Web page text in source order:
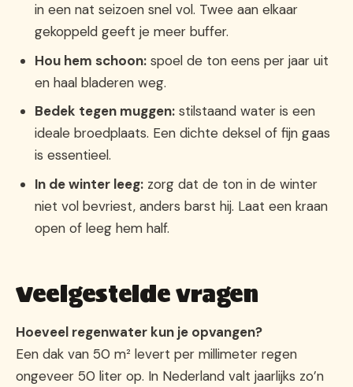
in een nat seizoen snel vol. Twee aan elkaar
gekoppeld geeft je meer buffer.
Hou hem schoon:spoel de ton eens per jaar uit
en haal bladeren weg.
Bedek tegen muggen:stilstaand water is een
ideale broedplaats. Een dichte deksel of fijn gaas
is essentieel.
In de winter leeg:zorg dat de ton in de winter
niet vol bevriest, anders barst hij. Laat een kraan
open of leeg hem half.
Veelgestelde vragen
Hoeveel regenwater kun je opvangen?
Een dak van 50 m² levert per millimeter regen
ongeveer 50 liter op. In Nederland valt jaarlijks zo’n